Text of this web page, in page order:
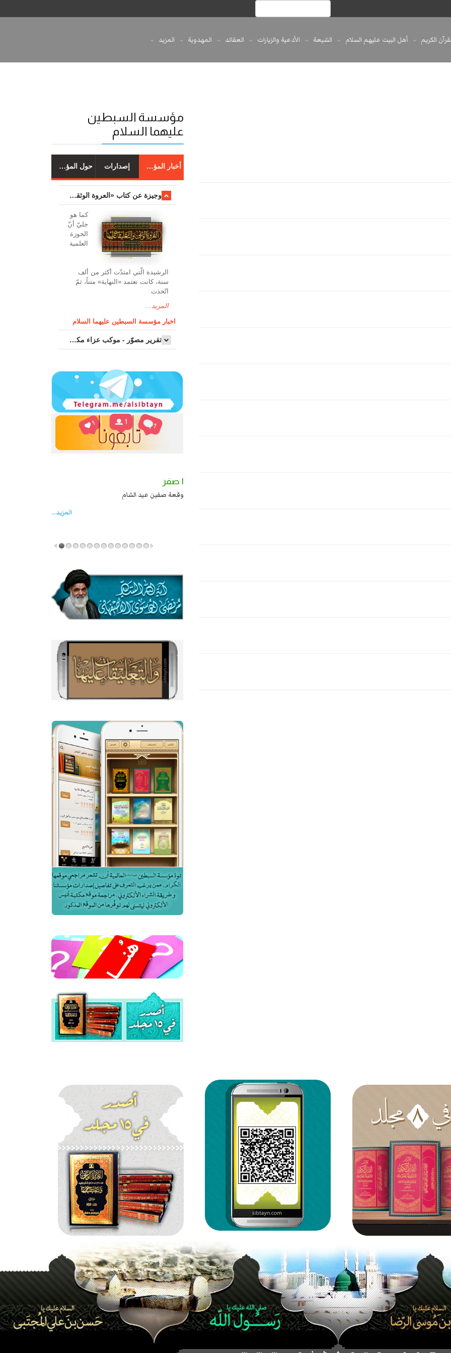
الكريم أهل البيت عليهم السلام الشيعة الأدعية والزيارات العقائد المهدوية المزيد
مؤسسة السبطين
عليهما السلام
أخبار المؤسسة إصدارات حول المؤسسة
وجیزة عن کتاب «العروة الوثقی والتعلیقات علیها»
کما هو
جليّ أنّ
الحوزة
العلمیة
الرشیدة الّتي امتدّت أكثر من ألف
سنة، كانت تعتمد «النهاية» متناً، ثمّ
اتّخذت
المزيد...
اخبار مؤسسة السبطين عليهما السلام
تقرير مصوّر - موكب عزاء مکتب سماحة اية الله السيد مرتضى الموسوي الاصفهاني في يوم إستشهاد السيدة فاطم...
السبايا عند يزيد شهادة زيد بن علي بن الحسين